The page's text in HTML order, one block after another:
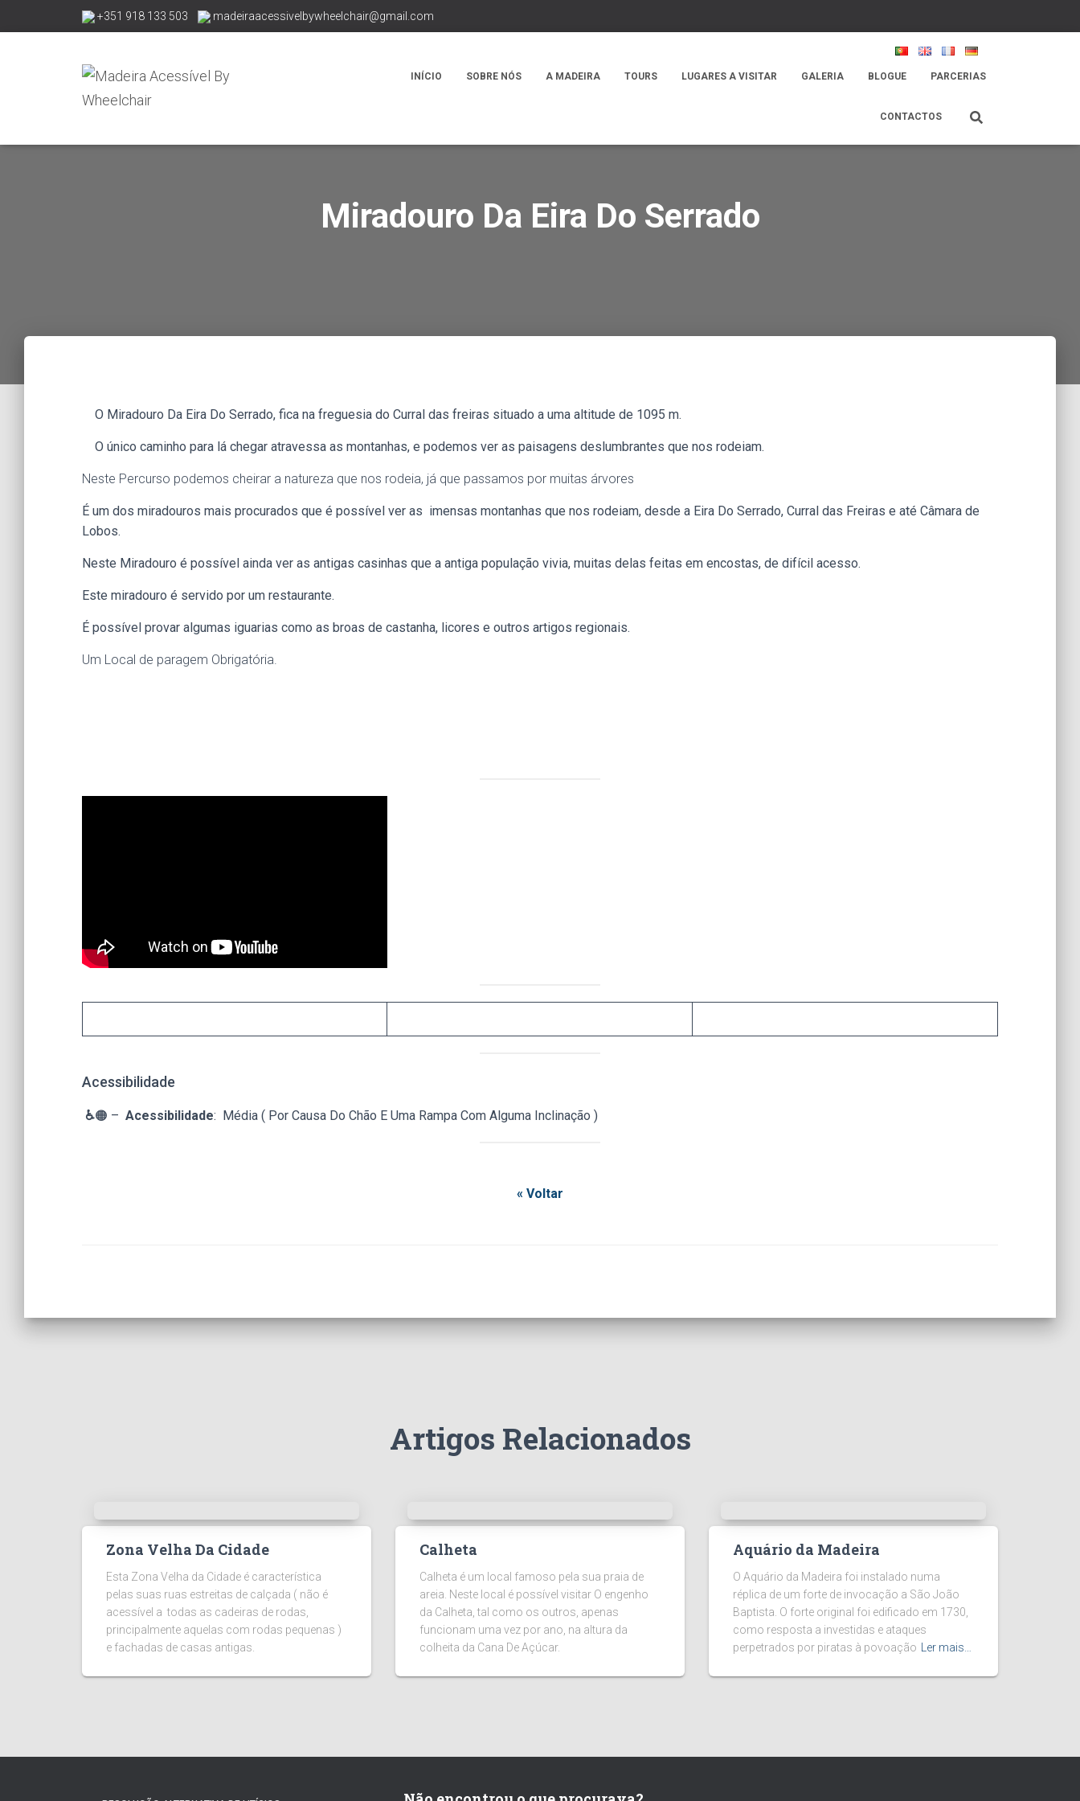
+351 918 133 503 madeiraacessivelbywheelchair@gmail.com
INÍCIO SOBRE NÓS A MADEIRA TOURS LUGARES A VISITAR GALERIA BLOGUE PARCERIAS
CONTACTOS
Miradouro Da Eira Do Serrado
O Miradouro Da Eira Do Serrado, fica na freguesia do Curral das freiras situado a uma altitude de 1095 m.
O único caminho para lá chegar atravessa as montanhas, e podemos ver as paisagens deslumbrantes que nos rodeiam.
Neste Percurso podemos cheirar a natureza que nos rodeia, já que passamos por muitas árvores
É um dos miradouros mais procurados que é possível ver as imensas montanhas que nos rodeiam, desde a Eira Do Serrado, Curral das Freiras e até Câmara de
Lobos.
Neste Miradouro é possível ainda ver as antigas casinhas que a antiga população vivia, muitas delas feitas em encostas, de difícil acesso.
Este miradouro é servido por um restaurante.
É possível provar algumas iguarias como as broas de castanha, licores e outros artigos regionais.
Um Local de paragem Obrigatória.
Acessibilidade
♿🟠 – Acessibilidade: Média ( Por Causa Do Chão E Uma Rampa Com Alguma Inclinação )
« Voltar
Artigos Relacionados
Zona Velha Da Cidade
Esta Zona Velha da Cidade é característica
pelas suas ruas estreitas de calçada ( não é
acessível a todas as cadeiras de rodas,
principalmente aquelas com rodas pequenas )
e fachadas de casas antigas.
Calheta
Calheta é um local famoso pela sua praia de
areia. Neste local é possível visitar O engenho
da Calheta, tal como os outros, apenas
funcionam uma vez por ano, na altura da
colheita da Cana De Açúcar.
Aquário da Madeira
O Aquário da Madeira foi instalado numa
réplica de um forte de invocação a São João
Baptista. O forte original foi edificado em 1730,
como resposta a investidas e ataques
perpetrados por piratas à povoação
Ler mais…